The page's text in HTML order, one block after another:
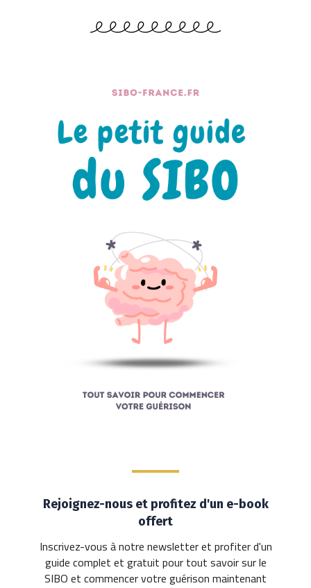
Rejoignez-nous et profitez d'un e-book
offert
Inscrivez-vous à notre newsletter et profiter d'un
guide complet et gratuit pour tout savoir sur le
SIBO et commencer votre guérison maintenant